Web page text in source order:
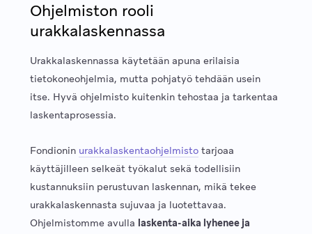
Ohjelmiston rooli
urakkalaskennassa
Urakkalaskennassa käytetään apuna erilaisia
tietokoneohjelmia, mutta pohjatyö tehdään usein
itse. Hyvä ohjelmisto kuitenkin tehostaa ja tarkentaa
laskentaprosessia.
Fondionin urakkalaskentaohjelmistotarjoaa
käyttäjilleen selkeät työkalut sekä todellisiin
kustannuksiin perustuvan laskennan, mikä tekee
urakkalaskennasta sujuvaa ja luotettavaa.
Ohjelmistomme avulla laskenta-aika lyhenee ja